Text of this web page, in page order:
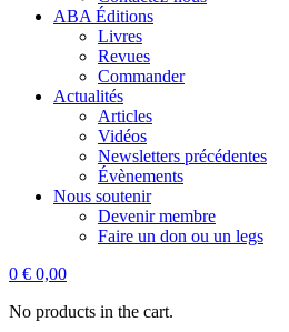
ABA Éditions
Livres
Revues
Commander
Actualités
Articles
Vidéos
Newsletters précédentes
Évènements
Nous soutenir
Devenir membre
Faire un don ou un legs
0 € 0,00
No products in the cart.